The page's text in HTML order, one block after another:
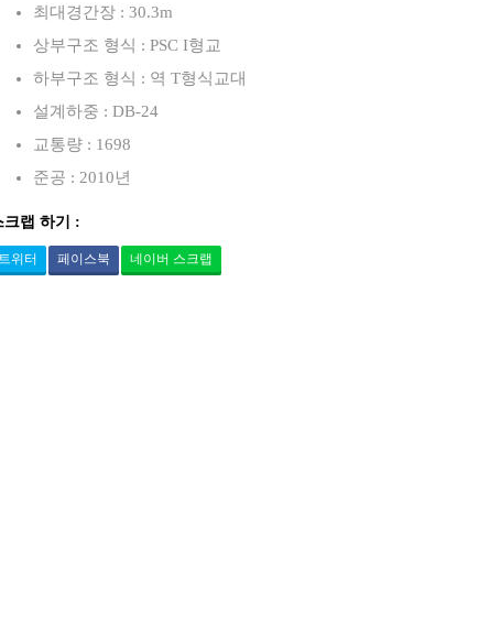
최대경간장 : 30.3m
상부구조 형식 : PSC I형교
하부구조 형식 : 역 T형식교대
설계하중 : DB-24
교통량 : 1698
준공 : 2010년
크랩 하기 :
위터 페이스북 네이버 스크랩